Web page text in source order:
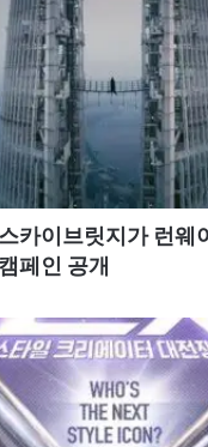
카이브릿지가 런
페인 공개